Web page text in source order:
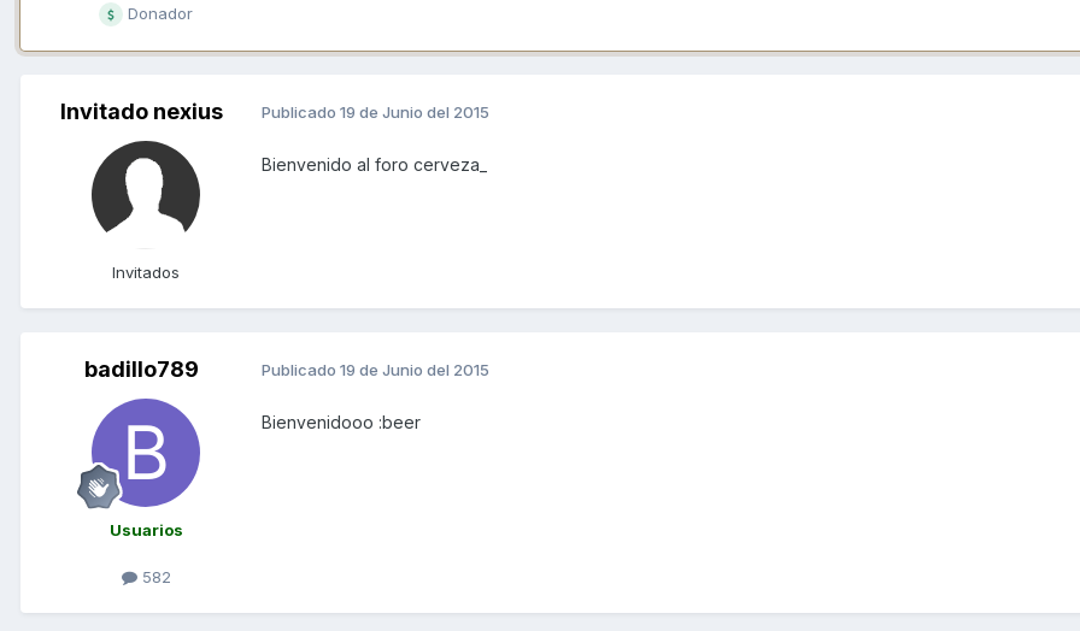
Donador
Invitado nexius
Invitados
Publicado 19 de Junio del 2015
Bienvenido al foro cerveza_
badillo789
Usuarios
582
Publicado 19 de Junio del 2015
Bienvenidooo :beer